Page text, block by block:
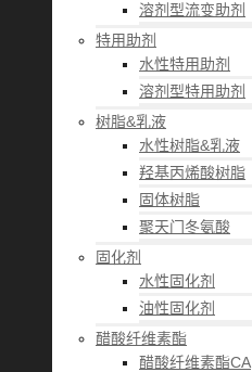
溶剂型流变助剂
特用助剂
水性特用助剂
溶剂型特用助剂
树脂&乳液
水性树脂&乳液
羟基丙烯酸树脂
固体树脂
聚天门冬氨酸
固化剂
水性固化剂
油性固化剂
醋酸纤维素酯
醋酸纤维素酯CA